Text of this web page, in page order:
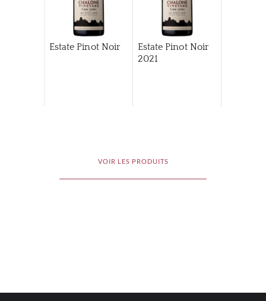
Estate Pinot Noir
Estate Pinot Noir
2021
VOIR LES PRODUITS